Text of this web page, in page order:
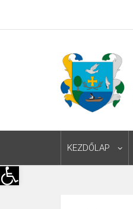
Eszköztár megnyitása
KEZDŐLAP